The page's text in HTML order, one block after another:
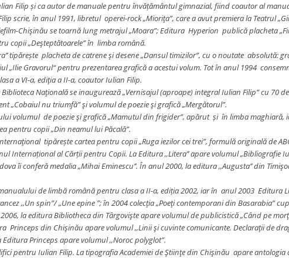
Filip și ca autor de manuale pentru învățământul gimnazial, fiind coautor al
scrie, în anul 1991, libretul operei-rock „Mioriţa”, care a avut premiera la Teatrul
Chişinău se toarnă lung metrajul „Moara”; Editura Hyperion publică placheta
copii „Deşteptătoarele” în limba română.
tipărește placheta de catrene şi desene „Dansul timizilor”, cu o noutate absolută:
„Ilie Gravorul“ pentru prezentarea grafică a acestui volum. Tot în anul 1994
a VI-a, ediţia a II-a, coautor Iulian Filip.
Naţională se inaugurează „Vernisajul (aproape) integral Iulian Filip” cu 70
„Cobaiul nu triumfă” şi volumul de poezie şi grafică „Mergătorul”.
volumul de poezie şi grafică „Mamutul din frigider”, apărut și în limba maghiară,
pentru copii „Din neamul lui Păcală”.
tipărește cartea pentru copii „Ruga iezilor cei trei”, formulă originală de
Internațional al Cărții pentru Copii. La Editura ,,Litera’’ apare volumul „Bibliografie
îi conferă medalia „Mihai Eminescu’’. În anul 2000, la editura ,,Augusta’’ din
de limbă română pentru clasa a II-a, ediția 2002, iar în anul 2003 Editura
,,Un spin”/ „Une epine ”; în 2004 colecţia „Poeţi contemporani din Basarabia”
2006, la editura Bibliotheca din Târgovişte apare volumul de publicistică „Când pe
Princeps din Chişinău apare volumul ,,Linii şi cuvinte comunicante. Declaraţii de
Princeps apare volumul ,,Noroc polyglot”.
pentru Iulian Filip. La tipografia Academiei de Ştiinţe din Chişinău apare antologia